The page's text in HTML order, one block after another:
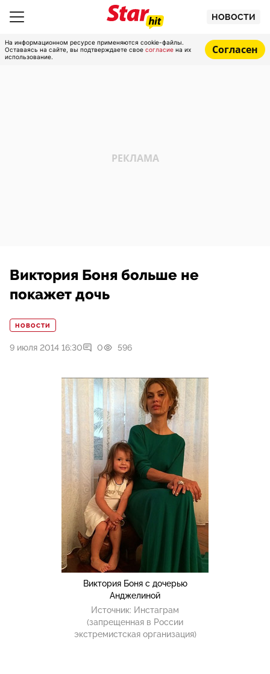
НОВОСТИ
На информационном ресурсе применяются cookie-файлы.
Оставаясь на сайте, вы подтверждаете свое согласие на их
использование.
Согласен
Виктория Боня больше не
покажет дочь
НОВОСТИ
9 июля 2014 16:30 0 596
Виктория Боня с дочерью
Анджелиной
Источник: Инстаграм
(запрещенная в России
экстремистская организация)